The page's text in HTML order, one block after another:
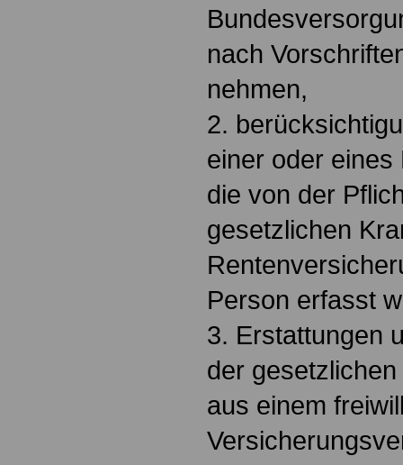
nach
nehmen,
2.
einer oder eines
die von der
gesetzlichen
Person erfasst
3. Erstattungen
der
aus einem